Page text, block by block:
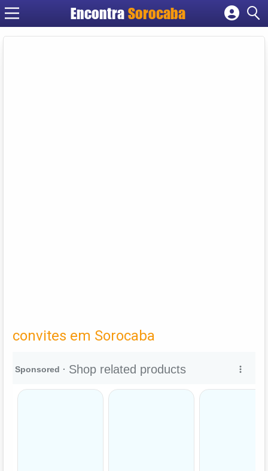
EncontraSorocaba
Cadastrar empresa
convites em Sorocaba